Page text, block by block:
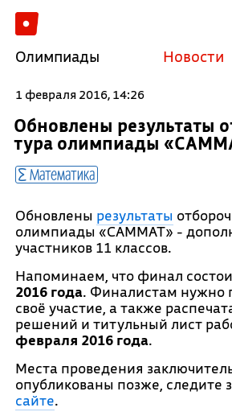
Олимпиады Новости
1 февраля 2016, 14:26
Обновлены результаты
тура олимпиады
Математика
Обновлены результаты
олимпиады «САММАТ» -
участников 11 классов.
Напоминаем, что финал
2016 года. Финалистам нужно
своё участие, а также
решений и титульный лист
февраля 2016 года.
Места проведения
опубликованы позже, следите
сайте.